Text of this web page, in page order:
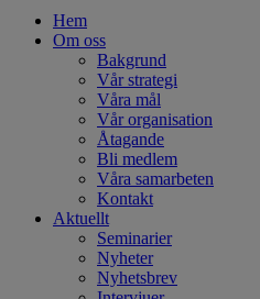
Hem
Om oss
Bakgrund
Vår strategi
Våra mål
Vår organisation
Åtagande
Bli medlem
Våra samarbeten
Kontakt
Aktuellt
Seminarier
Nyheter
Nyhetsbrev